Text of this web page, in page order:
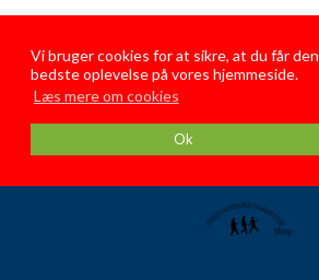
Vi bruger cookies for at sikre, at du får den
bedste oplevelse på vores hjemmeside.
Læs mere om cookies
Ok
GamleDanskeFilmFamiliehygge
KATEGORIER